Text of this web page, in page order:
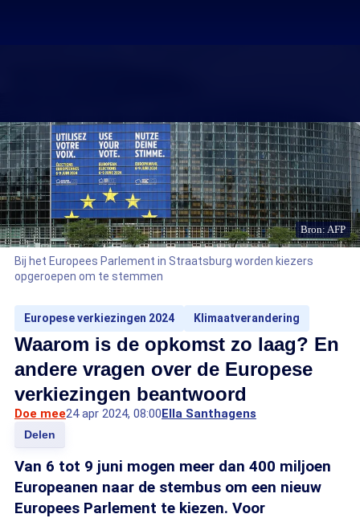
Bron: AFP
Bij het Europees Parlement in Straatsburg worden kiezers
opgeroepen om te stemmen
Europese verkiezingen 2024 Klimaatverandering
Waarom is de opkomst zo laag? En
andere vragen over de Europese
verkiezingen beantwoord
Doe mee24 apr 2024, 08:00Ella Santhagens
Delen
Van 6 tot 9 juni mogen meer dan 400 miljoen
Europeanen naar de stembus om een nieuw
Europees Parlement te kiezen. Voor